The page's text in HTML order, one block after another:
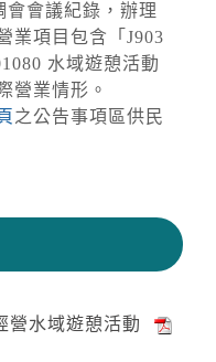
會會議紀錄，辦理
業項目包含「J903
水域遊憩活動
營業情形。
之公告事項區供民
營水域遊憩活動